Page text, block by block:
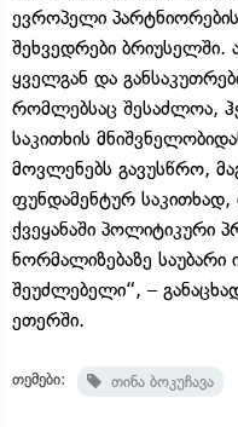
ევროპელი
შეხვედრები ბრიუსელში.
ყველგან და
რომლებსაც შესაძლოა,
საკითხის
მოვლენებს გავუსწრო,
ფუნდამენტურ
ქვეყანაში პოლიტიკური
ნორმალიზებაზე
შეუძლებელი“, –
ეთერში.
თემები: თინა ბოკუჩავა